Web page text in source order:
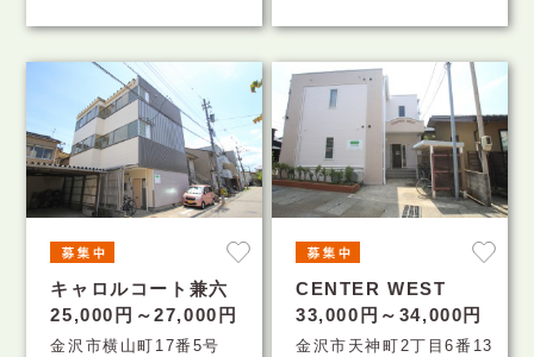
キャロルコート兼六
25,000円～27,000円
金沢市横山町17番5号
CENTER WEST
33,000円～34,000円
金沢市天神町2丁目6番13